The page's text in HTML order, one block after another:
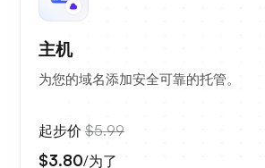
主机
为您的域名添加安全可靠的托管。
起步价 $5.99
$3.80/为了